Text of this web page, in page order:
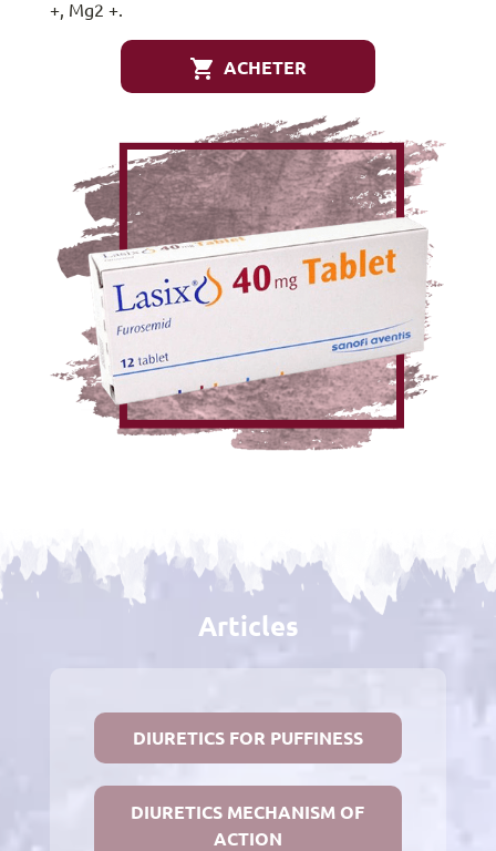
+, Mg2 +.
ACHETER
Articles
DIURETICS FOR PUFFINESS
DIURETICS MECHANISM OF
ACTION